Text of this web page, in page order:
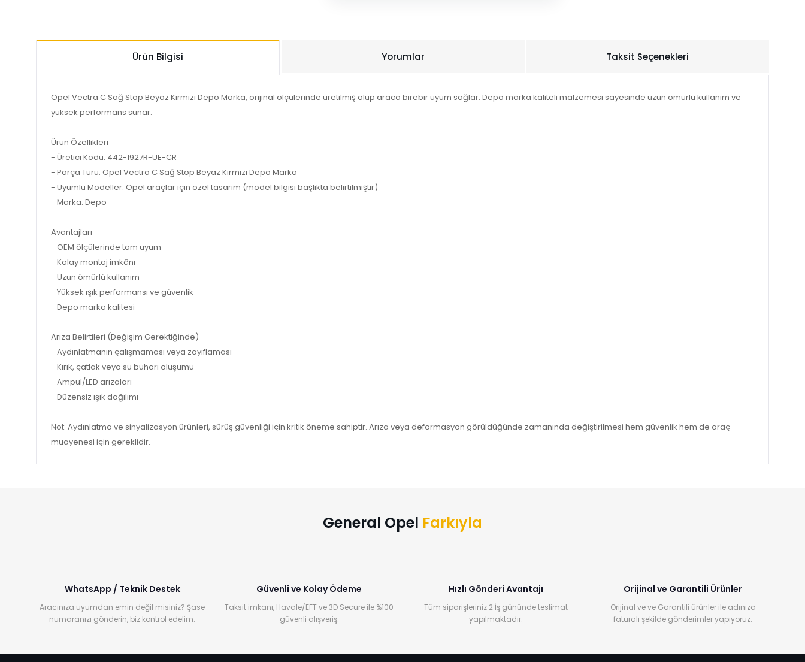
Ürün Bilgisi Yorumlar Taksit Seçenekleri
Opel Vectra C Sağ Stop Beyaz Kırmızı Depo Marka, orijinal ölçülerinde üretilmiş olup araca birebir uyum sağlar. Depo marka kaliteli malzemesi sayesinde uzun ömürlü kullanım ve
yüksek performans sunar.
Ürün Özellikleri
- Üretici Kodu: 442-1927R-UE-CR
- Parça Türü: Opel Vectra C Sağ Stop Beyaz Kırmızı Depo Marka
- Uyumlu Modeller: Opel araçlar için özel tasarım (model bilgisi başlıkta belirtilmiştir)
- Marka: Depo
Avantajları
- OEM ölçülerinde tam uyum
- Kolay montaj imkânı
- Uzun ömürlü kullanım
- Yüksek ışık performansı ve güvenlik
- Depo marka kalitesi
Arıza Belirtileri (Değişim Gerektiğinde)
- Aydınlatmanın çalışmaması veya zayıflaması
- Kırık, çatlak veya su buharı oluşumu
- Ampul/LED arızaları
- Düzensiz ışık dağılımı
Not: Aydınlatma ve sinyalizasyon ürünleri, sürüş güvenliği için kritik öneme sahiptir. Arıza veya deformasyon görüldüğünde zamanında değiştirilmesi hem güvenlik hem de araç
muayenesi için gereklidir.
General Opel Farkıyla
WhatsApp / Teknik Destek
Aracınıza uyumdan emin değil misiniz? Şase
numaranızı gönderin, biz kontrol edelim.
Güvenli ve Kolay Ödeme
Taksit imkanı, Havale/EFT ve 3D Secure ile %100
güvenli alışveriş.
Hızlı Gönderi Avantajı
Tüm siparişleriniz 2 İş gününde teslimat
yapılmaktadır.
Orijinal ve Garantili Ürünler
Orijinal ve ve Garantili ürünler ile adınıza
faturalı şekilde gönderimler yapıyoruz.